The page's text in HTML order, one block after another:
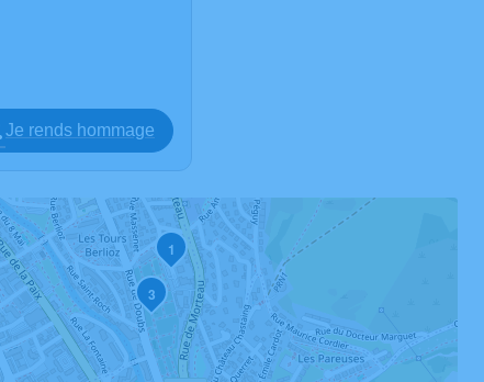
Je rends hommage
1
3